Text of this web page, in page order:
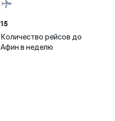
15
Количество рейсов до
Афин в неделю